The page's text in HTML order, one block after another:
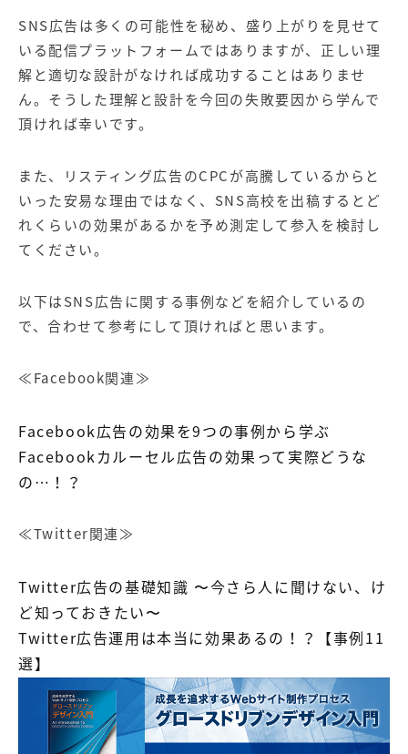
SNS広告は多くの可能性を秘め、盛り上がりを見せて
いる配信プラットフォームではありますが、正しい理
解と適切な設計がなければ成功することはありませ
ん。そうした理解と設計を今回の失敗要因から学んで
頂ければ幸いです。
また、リスティング広告のCPCが高騰しているからと
いった安易な理由ではなく、SNS高校を出稿するとど
れくらいの効果があるかを予め測定して参入を検討し
てください。
以下はSNS広告に関する事例などを紹介しているの
で、合わせて参考にして頂ければと思います。
≪Facebook関連≫
Facebook広告の効果を9つの事例から学ぶ
Facebookカルーセル広告の効果って実際どうな
の…！？
≪Twitter関連≫
Twitter広告の基礎知識 〜今さら人に聞けない、け
ど知っておきたい〜
Twitter広告運用は本当に効果あるの！？【事例11
選】